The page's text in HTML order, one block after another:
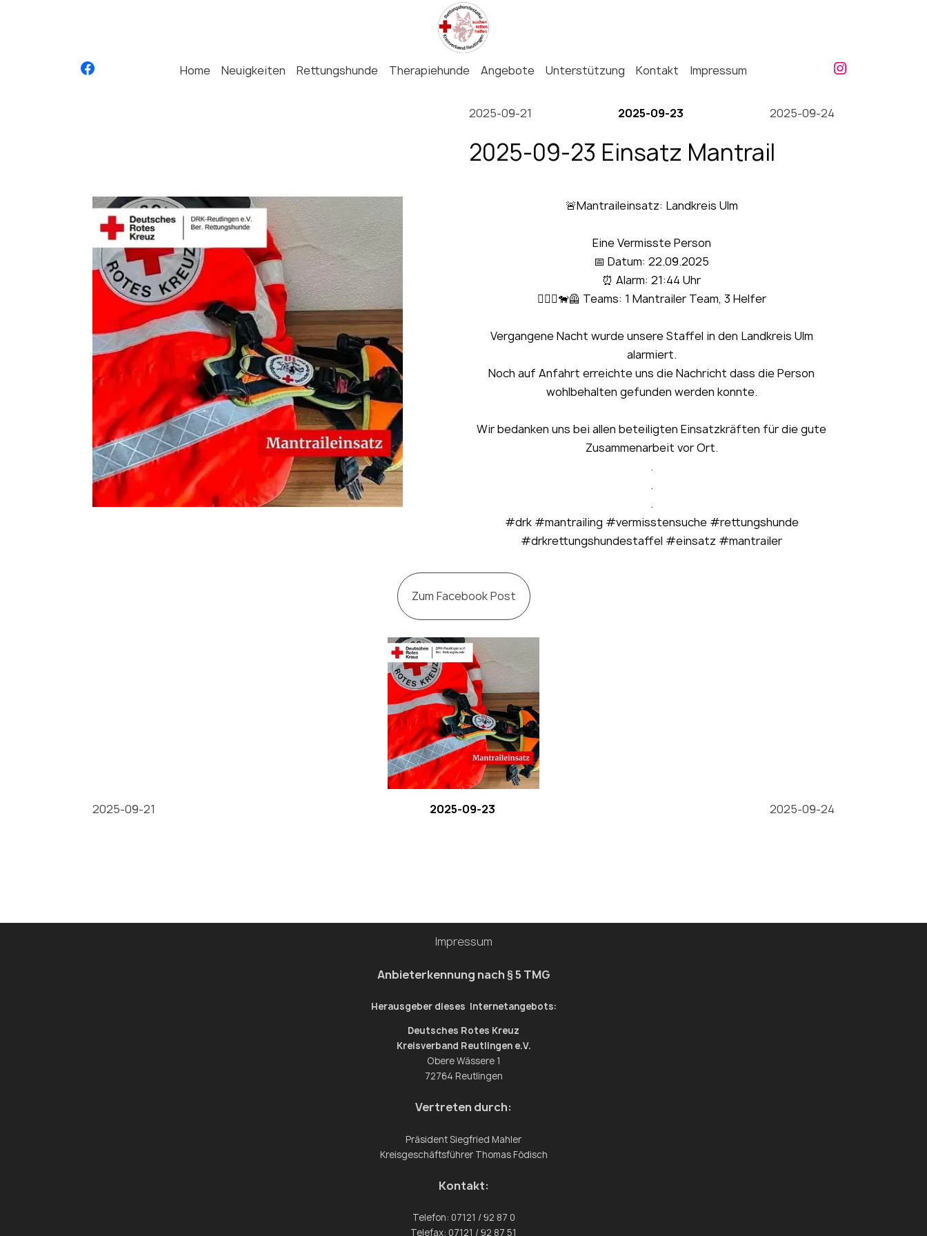
Home Neuigkeiten Rettungshunde Therapiehunde Angebote Unterstützung Kontakt Impressum
2025-09-21 2025-09-23 2025-09-24
2025-09-23 Einsatz Mantrail
🚨Mantraileinsatz: Landkreis Ulm
Eine Vermisste Person
📅 Datum: 22.09.2025
⏰ Alarm: 21:44 Uhr
🏃🏻‍♀️🐕‍🦺 Teams: 1 Mantrailer Team, 3 Helfer
Vergangene Nacht wurde unsere Staffel in den Landkreis Ulm
alarmiert.
Noch auf Anfahrt erreichte uns die Nachricht dass die Person
wohlbehalten gefunden werden konnte.
Wir bedanken uns bei allen beteiligten Einsatzkräften für die gute
Zusammenarbeit vor Ort.
.
.
.
#drk #mantrailing #vermisstensuche #rettungshunde
#drkrettungshundestaffel #einsatz #mantrailer
Zum Facebook Post
2025-09-21 2025-09-23 2025-09-24
Impressum
Anbieterkennung nach § 5 TMG
Herausgeber dieses Internetangebots:
Deutsches Rotes Kreuz
Kreisverband Reutlingen e.V.
Obere Wässere 1
72764 Reutlingen
Vertreten durch:
Präsident Siegfried Mahler
Kreisgeschäftsführer Thomas Födisch
Kontakt:
Telefon: 07121 / 92 87 0
Telefax: 07121 / 92 87 51